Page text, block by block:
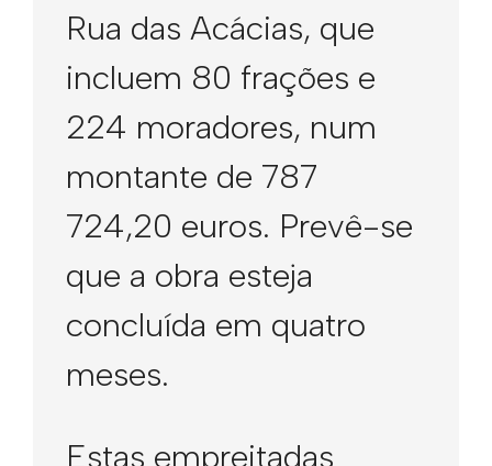
Rua das Acácias, que
incluem 80 frações e
224 moradores, num
montante de 787
724,20 euros. Prevê-se
que a obra esteja
concluída em quatro
meses.
Estas empreitadas